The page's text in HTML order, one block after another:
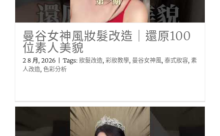
曼谷女神風妝髮改造｜還原100
位素人美貌
2 8 月, 2026 Tags: 妝髮改造, 彩妝教學, 曼谷女神風, 泰式妝容, 素
人改造, 色彩分析